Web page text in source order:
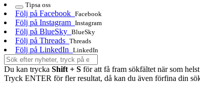
Tipsa oss
Följ på Facebook Facebook
Följ på Instagram Instagram
Följ på BlueSky BlueSky
Följ på Threads Threads
Följ på LinkedIn LinkedIn
Du kan trycka Shift + S för att få fram sökfältet när som
Tryck ENTER för fler resultat, då kan du även förfina din